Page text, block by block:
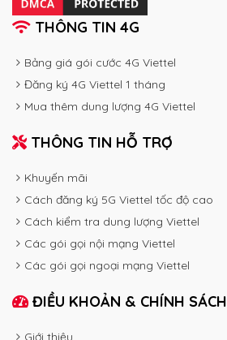
THÔNG TIN 4G
Bảng giá gói cước 4G Viettel
Đăng ký 4G Viettel 1 tháng
Mua thêm dung lượng 4G Viettel
THÔNG TIN HỖ TRỢ
Khuyến mãi
Cách đăng ký 5G Viettel tốc độ cao
Cách kiểm tra dung lượng Viettel
Các gói gọi nội mạng Viettel
Các gói gọi ngoại mạng Viettel
ĐIỀU KHOẢN & CHÍNH SÁCH
Giới thiệu